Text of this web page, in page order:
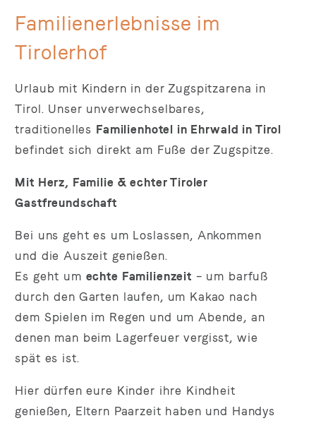
Familienerlebnisse im
Tirolerhof
Urlaub mit Kindern in der Zugspitzarena in
Tirol. Unser unverwechselbares,
traditionelles Familienhotel in Ehrwald in Tirol
befindet sich direkt am Fuße der Zugspitze.
Mit Herz, Familie & echter Tiroler
Gastfreundschaft
Bei uns geht es um Loslassen, Ankommen
und die Auszeit genießen.
Es geht um echte Familienzeit – um barfuß
durch den Garten laufen, um Kakao nach
dem Spielen im Regen und um Abende, an
denen man beim Lagerfeuer vergisst, wie
spät es ist.
Hier dürfen eure Kinder ihre Kindheit
genießen, Eltern Paarzeit haben und Handys